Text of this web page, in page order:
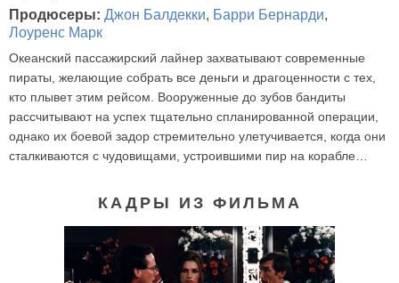
Продюсеры: Джон Балдекки, Барри Бернарди,
Лоуренс Марк
Океанский пассажирский лайнер захватывают современные
пираты, желающие собрать все деньги и драгоценности с тех,
кто плывет этим рейсом. Вооруженные до зубов бандиты
рассчитывают на успех тщательно спланированной операции,
однако их боевой задор стремительно улетучивается, когда они
сталкиваются с чудовищами, устроившими пир на корабле…
КАДРЫ ИЗ ФИЛЬМА